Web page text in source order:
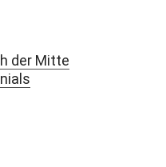
der Mitte